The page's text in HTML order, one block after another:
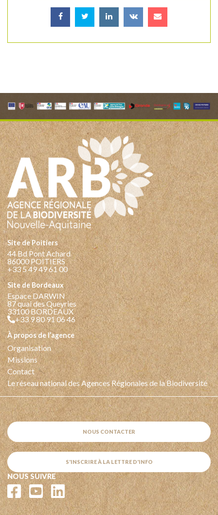
Site de Poitiers
44 Bd Pont Achard
86000 POITIERS
+33 5 49 49 61 00
Site de Bordeaux
Espace DARWIN
87 quai des Queyries
33100 BORDEAUX
+33 9 80 91 06 46
à propos de l’agence
Organisation
Missions
Contact
Le réseau national des Agences Régionales de la Biodiversité
NOUS CONTACTER
S'INSCRIRE À LA LETTRE D'INFO
NOUS SUIVRE